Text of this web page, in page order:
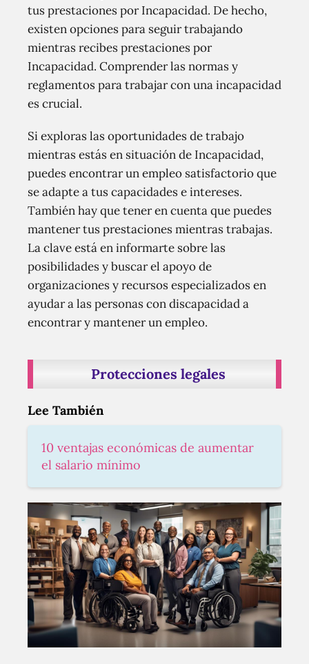
tus prestaciones por Incapacidad. De hecho,
existen opciones para seguir trabajando
mientras recibes prestaciones por
Incapacidad. Comprender las normas y
reglamentos para trabajar con una incapacidad
es crucial.
Si exploras las oportunidades de trabajo
mientras estás en situación de Incapacidad,
puedes encontrar un empleo satisfactorio que
se adapte a tus capacidades e intereses.
También hay que tener en cuenta que puedes
mantener tus prestaciones mientras trabajas.
La clave está en informarte sobre las
posibilidades y buscar el apoyo de
organizaciones y recursos especializados en
ayudar a las personas con discapacidad a
encontrar y mantener un empleo.
Protecciones legales
Lee También
10 ventajas económicas de aumentar
el salario mínimo